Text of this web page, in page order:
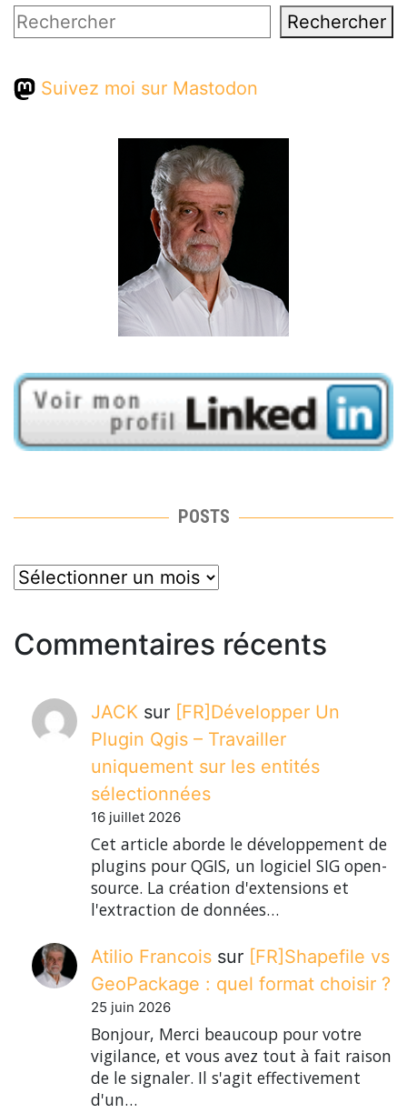
Rechercher Rechercher
Suivez moi sur Mastodon
POSTS
posts
Commentaires récents
JACK sur [FR]Développer Un
Plugin Qgis – Travailler
uniquement sur les entités
sélectionnées
16 juillet 2026
Cet article aborde le développement de
plugins pour QGIS, un logiciel SIG open-
source. La création d'extensions et
l'extraction de données…
Atilio Francois sur [FR]Shapefile vs
GeoPackage : quel format choisir ?
25 juin 2026
Bonjour, Merci beaucoup pour votre
vigilance, et vous avez tout à fait raison
de le signaler. Il s'agit effectivement
d'un…